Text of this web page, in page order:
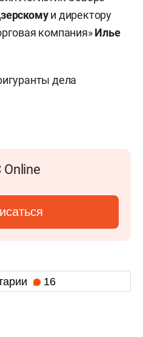
и директору
компания»Илье
дела
16